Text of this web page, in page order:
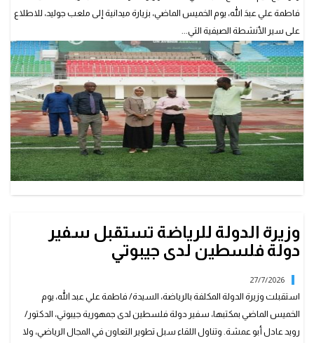
فاطمة علي عبدَ الله، يوم الخميس الماضي، بزيارة ميدانية إلى ملعب جوليد، للاطلاع
على سير الأنشطة الصيفية التي...
وزيرة الدولة للرياضة تستقبل سفير
دولة فلسطين لدى جيبوتي
27/7/2026
استقبلت وزيرة الدولة المكلفة بالرياضة، السيدة/ فاطمة علي عبد الله، يوم
الخميس الماضي بمكتبها، سفير دولة فلسطين لدى جمهورية جيبوتي، الدكتور/
رويد عادل أبو عمشة. وتناول اللقاء سبل تطوير التعاون في المجال الرياضي، ولا